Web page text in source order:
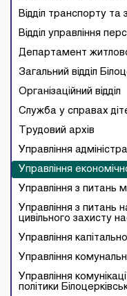
Відділ транспорту та
Відділ управління
Департамент
Загальний відділ
Організаційний відділ
Служба у справах
Трудовий архів
Управління
Управління
Управління з питань
Управління з питань
цивільного захисту
Управління
Управління
Управління
політики